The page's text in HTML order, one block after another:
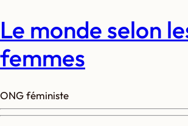
Le monde selon
femmes
ONG féministe